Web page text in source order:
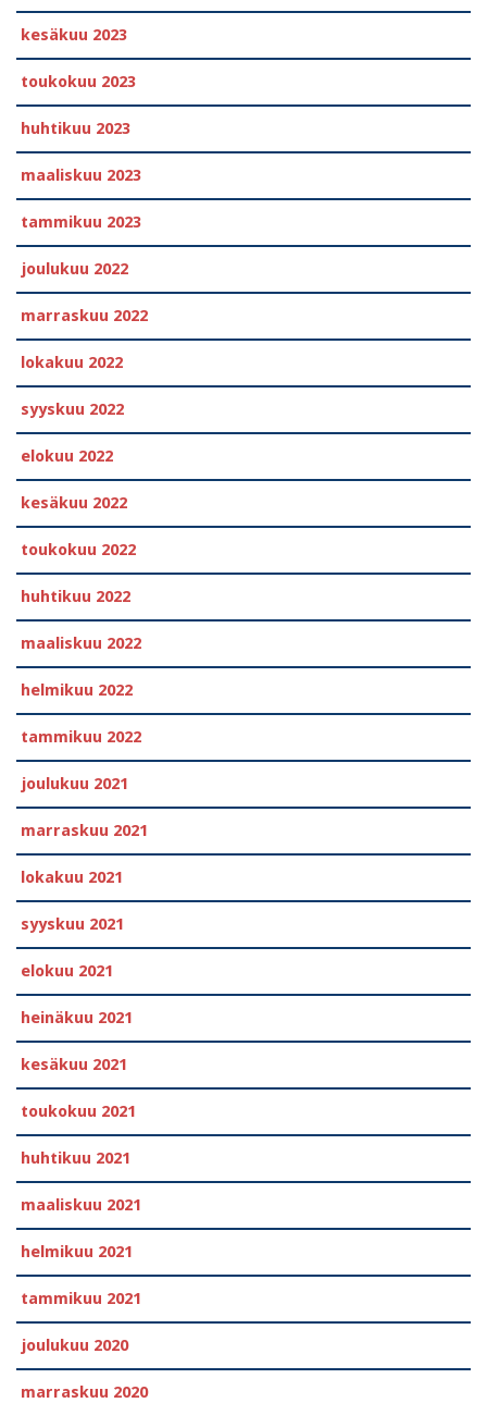
kesäkuu 2023
toukokuu 2023
huhtikuu 2023
maaliskuu 2023
tammikuu 2023
joulukuu 2022
marraskuu 2022
lokakuu 2022
syyskuu 2022
elokuu 2022
kesäkuu 2022
toukokuu 2022
huhtikuu 2022
maaliskuu 2022
helmikuu 2022
tammikuu 2022
joulukuu 2021
marraskuu 2021
lokakuu 2021
syyskuu 2021
elokuu 2021
heinäkuu 2021
kesäkuu 2021
toukokuu 2021
huhtikuu 2021
maaliskuu 2021
helmikuu 2021
tammikuu 2021
joulukuu 2020
marraskuu 2020